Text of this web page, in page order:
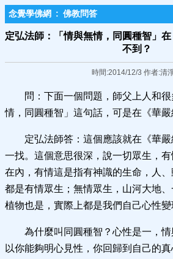
念覺學佛網 : 佛教問答
定弘法師：「情與無情，同圓種智」
不到？
時間:2014/12/3 作者:清
問：下面一個問題，師父上人和
情，同圓種智」這句話，可是在《華
定弘法師答：這個應該就在《華
一找。這個意思很深，說一切眾生，
在內，有情這是指有神識的生命，人、
都是有情眾生；無情眾生，山河大地
植物也是，實際上都是我們自己心性變
為什麼叫同圓種智？心性是一，
以你能夠明心見性，你回歸到自己的